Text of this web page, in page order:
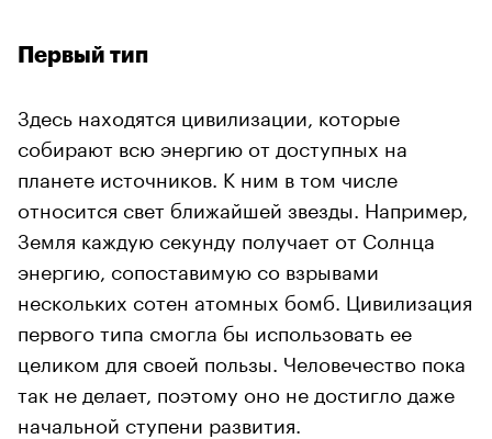
Первый тип
Здесь находятся цивилизации, которые
собирают всю энергию от доступных на
планете источников. К ним в том числе
относится свет ближайшей звезды. Например,
Земля каждую секунду получает от Солнца
энергию, сопоставимую со взрывами
нескольких сотен атомных бомб. Цивилизация
первого типа смогла бы использовать ее
целиком для своей пользы. Человечество пока
так не делает, поэтому оно не достигло даже
начальной ступени развития.